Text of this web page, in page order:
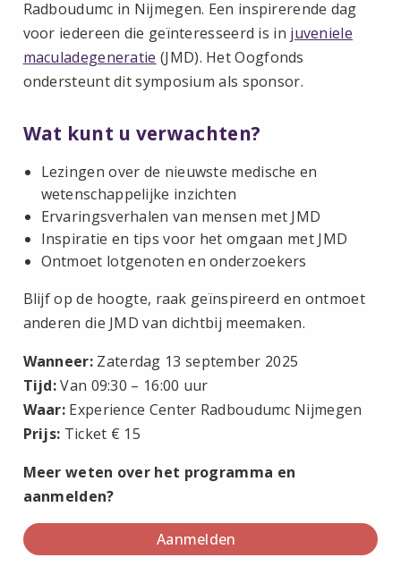
Radboudumc in Nijmegen. Een inspirerende dag
voor iedereen die geïnteresseerd is in juveniele
maculadegeneratie (JMD). Het Oogfonds
ondersteunt dit symposium als sponsor.
Wat kunt u verwachten?
Lezingen over de nieuwste medische en
wetenschappelijke inzichten
Ervaringsverhalen van mensen met JMD
Inspiratie en tips voor het omgaan met JMD
Ontmoet lotgenoten en onderzoekers
Blijf op de hoogte, raak geïnspireerd en ontmoet
anderen die JMD van dichtbij meemaken.
Wanneer: Zaterdag 13 september 2025
Tijd:Van 09:30 – 16:00 uur
Waar: Experience Center Radboudumc Nijmegen
Prijs: Ticket € 15
Meer weten over het programma en
aanmelden?
Aanmelden